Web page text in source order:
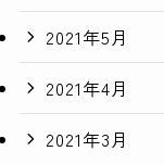
2021年5月
2021年4月
2021年3月